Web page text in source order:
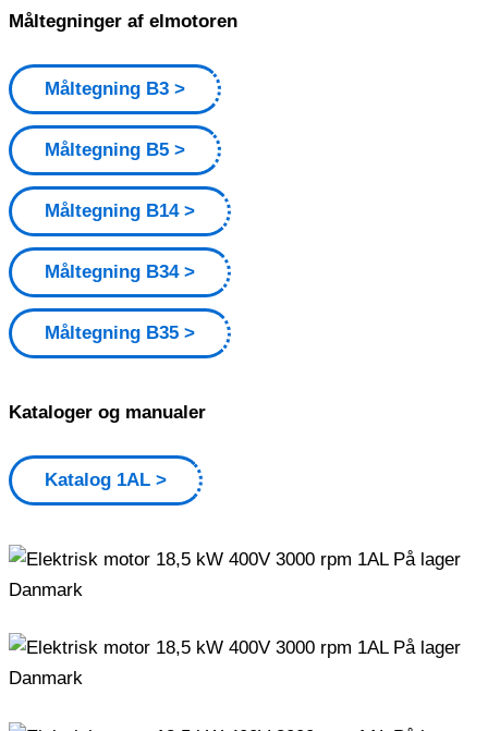
Måltegninger af elmotoren
Måltegning B3
Måltegning B5
Måltegning B14
Måltegning B34
Måltegning B35
Kataloger og manualer
Katalog 1AL